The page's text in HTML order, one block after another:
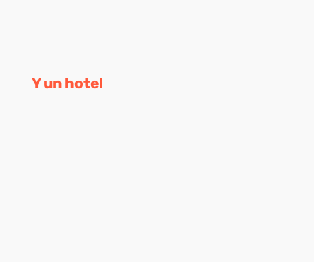
Y un hotel